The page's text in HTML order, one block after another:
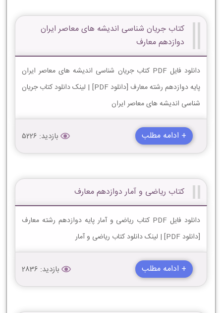
کتاب جریان شناسی اندیشه های معاصر ایران
دوازدهم معارف
دانلود فایل PDF کتاب جریان شناسی اندیشه های معاصر ایران
پایه دوازدهم رشته معارف [دانلود PDF] | لینک دانلود کتاب جریان
شناسی اندیشه های معاصر ایران
+ ادامه مطلب بازدید: 5226
کتاب ریاضی و آمار دوازدهم معارف
دانلود فایل PDF کتاب ریاضی و آمار پایه دوازدهم رشته معارف
[دانلود PDF] | لینک دانلود کتاب ریاضی و آمار
+ ادامه مطلب بازدید: 2836